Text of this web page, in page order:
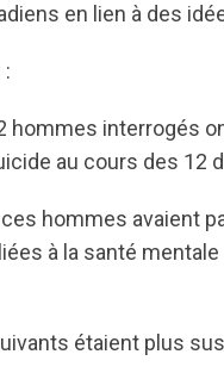
en lien à des
hommes interrogés
au cours des 12
ces hommes avaient
à la santé
étaient plus